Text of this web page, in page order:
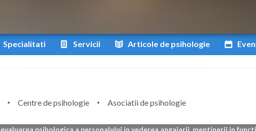
Specialitati Servicii Articole de psihologie
Centre de psihologie
Asociatii de psihologie
evaluarea psihologica a personalului in vederea angajarii, mentinerii in